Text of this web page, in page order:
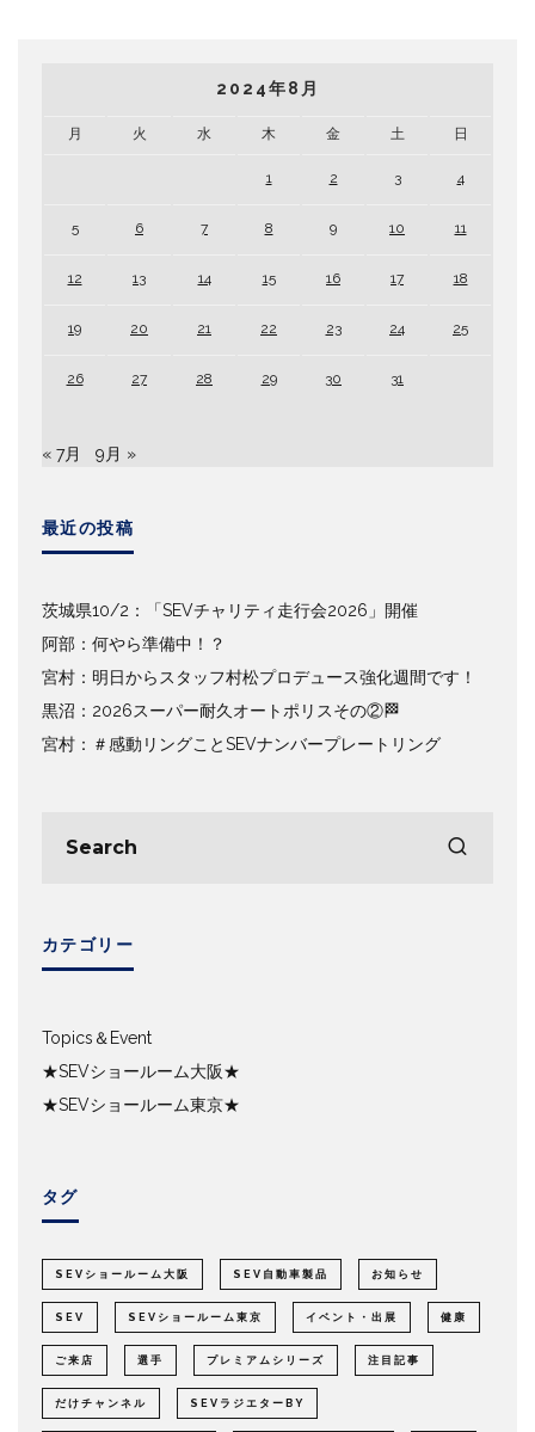
2024年8月
月 火 水 木 金 土 日
1 2 3 4
5 6 7 8 9 10 11
12 13 14 15 16 17 18
19 20 21 22 23 24 25
26 27 28 29 30 31
« 7月 9月 »
最近の投稿
茨城県10/2：「SEVチャリティ走行会2026」開催
阿部：何やら準備中！？
宮村：明日からスタッフ村松プロデュース強化週間です！
黒沼：2026スーパー耐久オートポリスその②🏁
宮村：＃感動リングことSEVナンバープレートリング
カテゴリー
Topics＆Event
★SEVショールーム大阪★
★SEVショールーム東京★
タグ
SEVショールーム大阪 SEV自動車製品 お知らせ
SEV SEVショールーム東京 イベント・出展 健康
ご来店 選手 プレミアムシリーズ 注目記事
だけチャンネル SEVラジエターBY